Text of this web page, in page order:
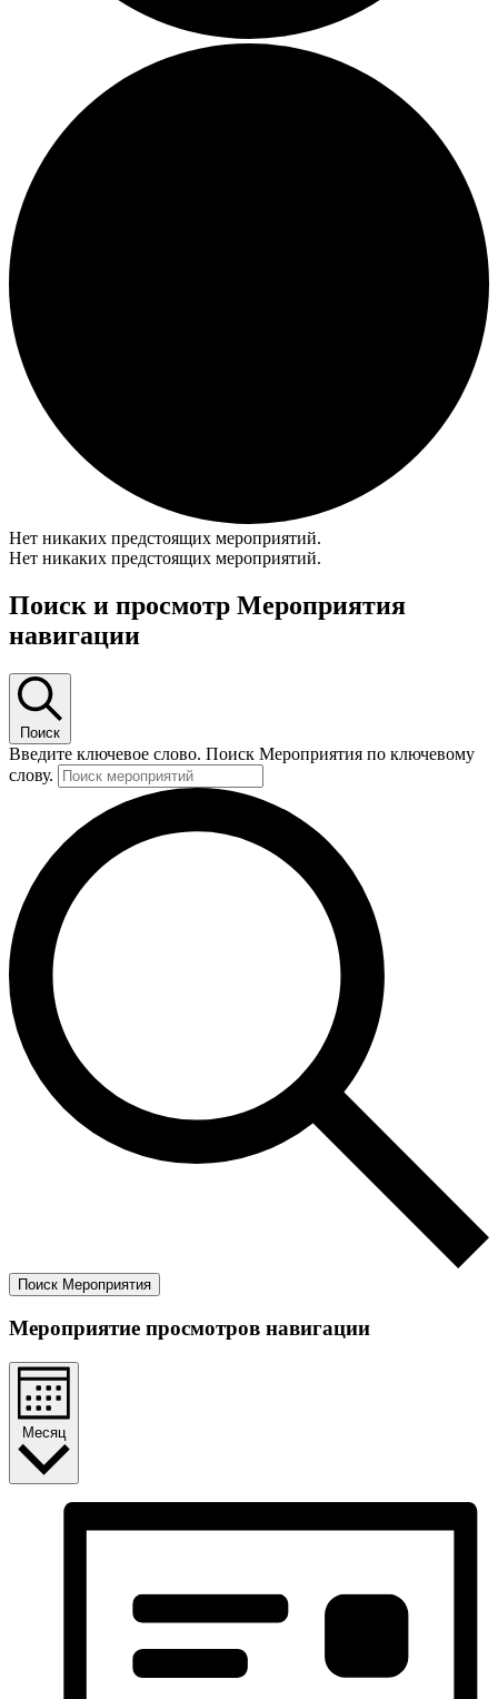
Нет никаких предстоящих мероприятий.
Нет никаких предстоящих мероприятий.
Поиск и просмотр Мероприятия
навигации
Поиск
Введите ключевое слово. Поиск Мероприятия по ключевому
слову.
Поиск Мероприятия
Мероприятие просмотров навигации
Месяц